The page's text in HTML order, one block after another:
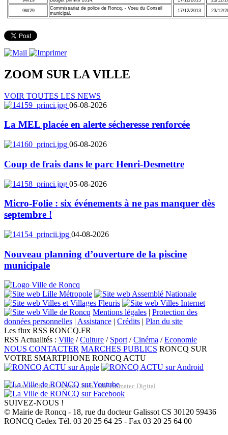
9W29
Commissariat de police de Roncq. - Voeu du Conseil
municipal.
17/12/2013 23/12/
ZOOM SUR LA VILLE
VOIR TOUTES LES NEWS
06-08-2026
La MEL placée en alerte sécheresse renforcée
06-08-2026
Coup de frais dans le parc Henri-Desmettre
05-08-2026
Micro-Folie : six événements à ne pas manquer dès
septembre !
04-08-2026
Nouveau planning d’ouverture de la piscine
municipale
Mentions légales | Protection des
données personnelles | Assistance | Crédits | Plan du site
Les flux RSS RONCQ.FR
RSS Actualités : Ville /Culture / Sport/Cinéma /Economie
NOUS CONTACTER MARCHES PUBLICS RONCQ SUR
VOTRE SMARTPHONE RONCQ ACTU
Réalisation du site: Agence Web Lille Promatec Digital
SUIVEZ-NOUS !
© Mairie de Roncq - 18, rue du docteur Galissot CS 30120 59436
RONCQ Cedex Tél. 03 20 25 64 25 - Fax 03 20 25 64 00